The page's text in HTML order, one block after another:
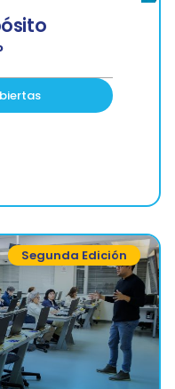
Segunda Edición